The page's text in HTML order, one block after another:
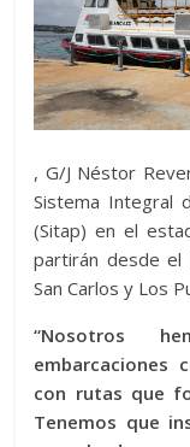
, G/J Néstor
Sistema Integral
(Sitap) en el
partirán desde el
San Carlos y Los
“Nosotros
embarcaciones
con rutas que
Tenemos que